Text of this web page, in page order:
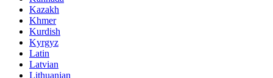
Kazakh
Khmer
Kurdish
Kyrgyz
Latin
Latvian
Lithuanian